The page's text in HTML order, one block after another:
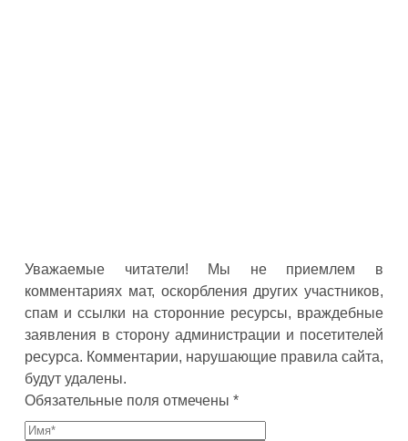
Уважаемые читатели! Мы не приемлем в
комментариях мат, оскорбления других участников,
спам и ссылки на сторонние ресурсы, враждебные
заявления в сторону администрации и посетителей
ресурса. Комментарии, нарушающие правила сайта,
будут удалены.
Обязательные поля отмечены *